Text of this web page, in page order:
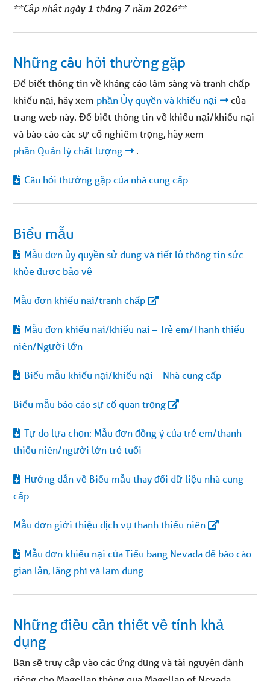
**Cập nhật ngày 1 tháng 7 năm 2026**
Những câu hỏi thường gặp
Để biết thông tin về kháng cáo lâm sàng và tranh chấp
khiếu nại, hãy xem phần Ủy quyền và khiếu nại
của
trang web này. Để biết thông tin về khiếu nại/khiếu nại
và báo cáo các sự cố nghiêm trọng, hãy xem
phần Quản lý chất lượng
.
Câu hỏi thường gặp của nhà cung cấp
Biểu mẫu
Mẫu đơn ủy quyền sử dụng và tiết lộ thông tin sức
khỏe được bảo vệ
Mẫu đơn khiếu nại/tranh chấp
Mẫu đơn khiếu nại/khiếu nại – Trẻ em/Thanh thiếu
niên/Người lớn
Biểu mẫu khiếu nại/khiếu nại – Nhà cung cấp
Biểu mẫu báo cáo sự cố quan trọng
Tự do lựa chọn: Mẫu đơn đồng ý của trẻ em/thanh
thiếu niên/người lớn trẻ tuổi
Hướng dẫn về Biểu mẫu thay đổi dữ liệu nhà cung
cấp
Mẫu đơn giới thiệu dịch vụ thanh thiếu niên
Mẫu đơn khiếu nại của Tiểu bang Nevada để báo cáo
gian lận, lãng phí và lạm dụng
Những điều cần thiết về tính khả
dụng
Bạn sẽ truy cập vào các ứng dụng và tài nguyên dành